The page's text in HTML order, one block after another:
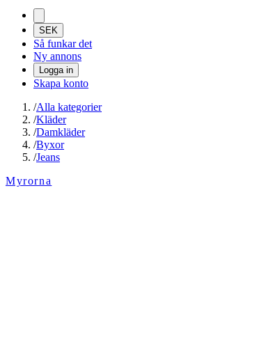
SEK
Så funkar det
Ny annons
Logga in
Skapa konto
/Alla kategorier
/Kläder
/Damkläder
/Byxor
/Jeans
Myrorna